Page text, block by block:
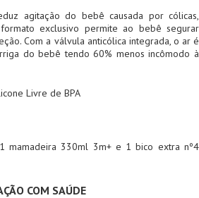
agitação do bebê causada por cólicas,
exclusivo permite ao bebê segurar
Com a válvula anticólica integrada, o ar é
do bebê tendo 60% menos incômodo à
Livre de BPA
mamadeira 330ml 3m+ e 1 bico extra nº4
COM SAÚDE